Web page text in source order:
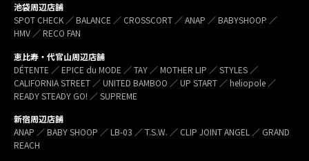
池袋周辺店舗
SPOT CHECK ／ BALANCE ／ CROSSCORT ／ ANAP ／ BABYSHOOP ／
HMV ／ RECO FAN
恵比寿・代官山周辺店舗
DÉTENTE ／ EPICE du MODE ／ TAY ／ MOTHER LIP ／ STYLES ／
CALIFORNIA STREET ／ UNITED BAMBOO ／ UP START ／ heliopole ／
READY STEADY GO! ／ SUPREME
新宿周辺店舗
ANAP ／ BABY SHOOP ／ LB-03 ／ T.S.W. ／ CLIP JOINT ANGEL ／ GRAND
REACH